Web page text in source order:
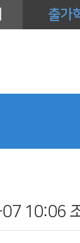
출가
10:06